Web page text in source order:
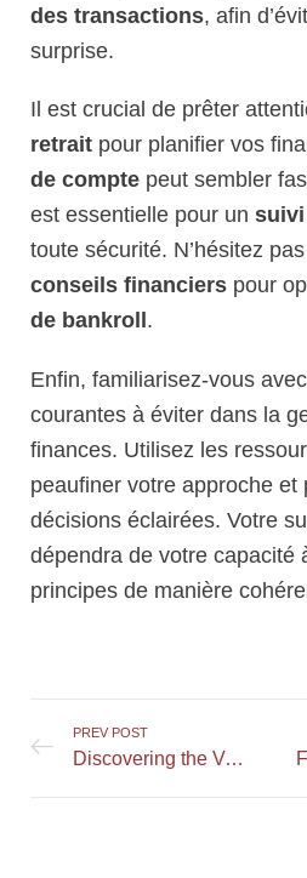
des transactions, afin
surprise.
Il est crucial de prêter
retrait pour planifier vos
de compte peut sembler
est essentielle pour un suivi
toute sécurité. N’hésitez
conseils financiers pour
de bankroll .
Enfin, familiarisez-vous
courantes à éviter dans la
finances. Utilisez les
peaufiner votre approche et
décisions éclairées. Votre
dépendra de votre capacité
principes de manière
PREV POST
Discovering the Variety of Games Offered by Casiny Online Casino